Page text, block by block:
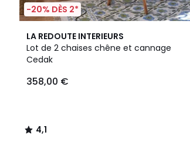
-20% DÈS 2*
LA REDOUTE INTERIEURS
Lot de 2 chaises chêne et cannage
Cedak
358,00 €
4,1
/ 5
4,1
/